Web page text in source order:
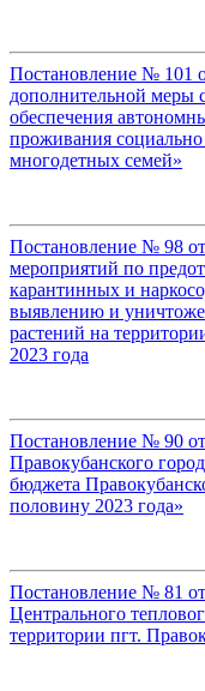
Постановление № 101
дополнительной меры
обеспечения
проживания
многодетных семей»
Постановление № 98
мероприятий по
карантинных и
выявлению и
растений на
2023 года
Постановление № 90
Правокубанского
бюджета
половину 2023 года»
Постановление № 81
Центрального
территории пгт.